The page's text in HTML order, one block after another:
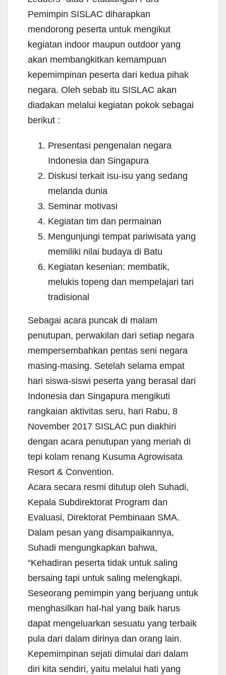
Pemimpin SISLAC diharapkan
mendorong peserta untuk mengikut
kegiatan indoor maupun outdoor yang
akan membangkitkan kemampuan
kepemimpinan peserta dari kedua pihak
negara. Oleh sebab itu SISLAC akan
diadakan melalui kegiatan pokok sebagai
berikut :
Presentasi pengenalan negara
Indonesia dan Singapura
Diskusi terkait isu-isu yang sedang
melanda dunia
Seminar motivasi
Kegiatan tim dan permainan
Mengunjungi tempat pariwisata yang
memiliki nilai budaya di Batu
Kegiatan kesenian: membatik,
melukis topeng dan mempelajari tari
tradisional
Sebagai acara puncak di malam
penutupan, perwakilan dari setiap negara
mempersembahkan pentas seni negara
masing-masing. Setelah selama empat
hari siswa-siswi peserta yang berasal dari
Indonesia dan Singapura mengikuti
rangkaian aktivitas seru, hari Rabu, 8
November 2017 SISLAC pun diakhiri
dengan acara penutupan yang meriah di
tepi kolam renang Kusuma Agrowisata
Resort & Convention.
Acara secara resmi ditutup oleh Suhadi,
Kepala Subdirektorat Program dan
Evaluasi, Direktorat Pembinaan SMA.
Dalam pesan yang disampaikannya,
Suhadi mengungkapkan bahwa,
“Kehadiran peserta tidak untuk saling
bersaing tapi untuk saling melengkapi.
Seseorang pemimpin yang berjuang untuk
menghasilkan hal-hal yang baik harus
dapat mengeluarkan sesuatu yang terbaik
pula dari dalam dirinya dan orang lain.
Kepemimpinan sejati dimulai dari dalam
diri kita sendiri, yaitu melalui hati yang